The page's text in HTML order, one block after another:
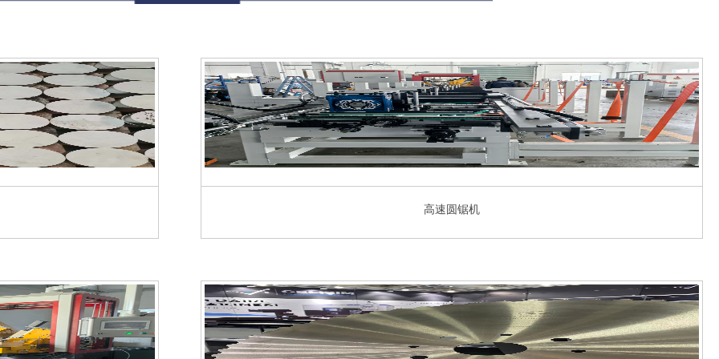
高速圆锯机